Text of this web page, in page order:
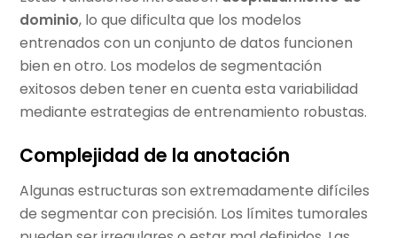
dominio, lo que dificulta que los modelos
entrenados con un conjunto de datos funcionen
bien en otro. Los modelos de segmentación
exitosos deben tener en cuenta esta variabilidad
mediante estrategias de entrenamiento robustas.
Complejidad de la anotación
Algunas estructuras son extremadamente difíciles
de segmentar con precisión. Los límites tumorales